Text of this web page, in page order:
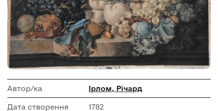
Автор/ка Ірлом, Річард
Дата створення 1782